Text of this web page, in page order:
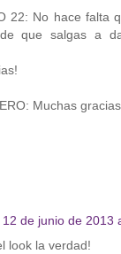
22: No hace falta
que salgas a
Muchas
12 de junio de 2013
look la verdad!